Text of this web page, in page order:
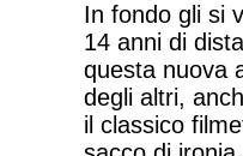
In fondo gli si
14 anni di
questa nuova
degli altri,
il classico